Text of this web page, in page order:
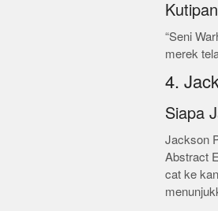
“Seni
merek
4.
Siapa
Jackson
Abstract
cat ke